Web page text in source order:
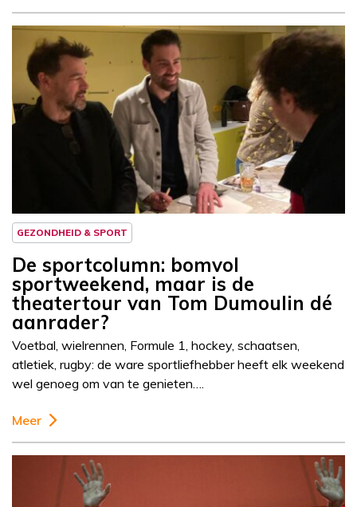
Column
Sportcolumn
GEZONDHEID & SPORT
De sportcolumn: bomvol
sportweekend, maar is de
theatertour van Tom Dumoulin dé
aanrader?
Voetbal, wielrennen, Formule 1, hockey, schaatsen,
atletiek, rugby: de ware sportliefhebber heeft elk weekend
wel genoeg om van te genieten….
Meer